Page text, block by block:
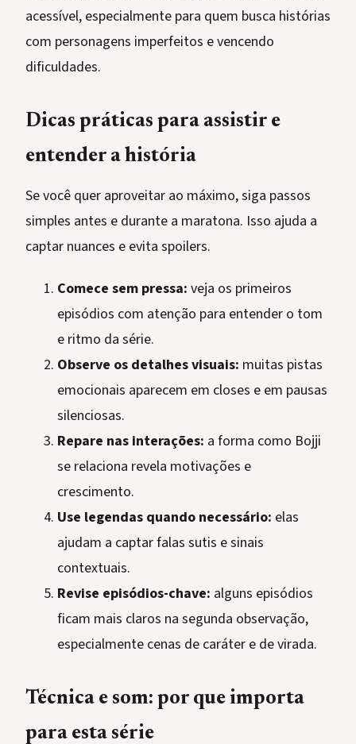
acessível, especialmente para quem busca histórias
com personagens imperfeitos e vencendo
dificuldades.
Dicas práticas para assistir e
entender a história
Se você quer aproveitar ao máximo, siga passos
simples antes e durante a maratona. Isso ajuda a
captar nuances e evita spoilers.
Comece sem pressa: veja os primeiros
episódios com atenção para entender o tom
e ritmo da série.
Observe os detalhes visuais: muitas pistas
emocionais aparecem em closes e em pausas
silenciosas.
Repare nas interações: a forma como Bojji
se relaciona revela motivações e
crescimento.
Use legendas quando necessário: elas
ajudam a captar falas sutis e sinais
contextuais.
Revise episódios-chave: alguns episódios
ficam mais claros na segunda observação,
especialmente cenas de caráter e de virada.
Técnica e som: por que importa
para esta série